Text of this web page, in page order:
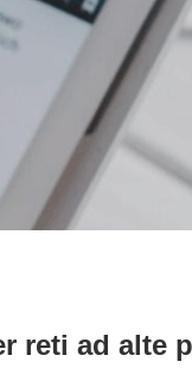
reti ad alte